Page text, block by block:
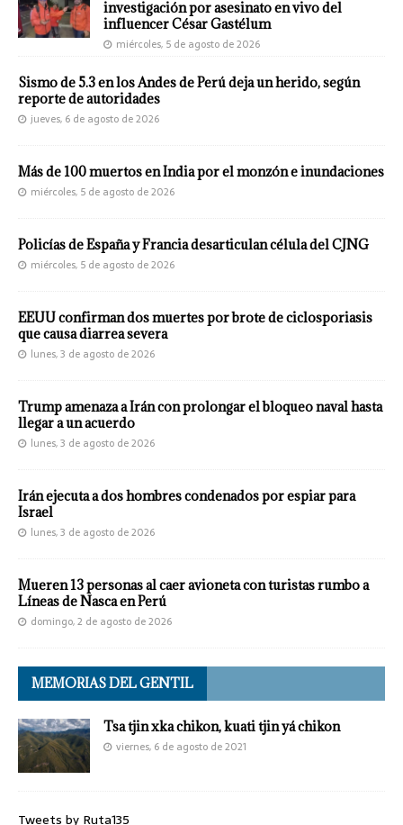
investigación por asesinato en vivo del
influencer César Gastélum
miércoles, 5 de agosto de 2026
Sismo de 5.3 en los Andes de Perú deja un herido, según
reporte de autoridades
jueves, 6 de agosto de 2026
Más de 100 muertos en India por el monzón e inundaciones
miércoles, 5 de agosto de 2026
Policías de España y Francia desarticulan célula del CJNG
miércoles, 5 de agosto de 2026
EEUU confirman dos muertes por brote de ciclosporiasis
que causa diarrea severa
lunes, 3 de agosto de 2026
Trump amenaza a Irán con prolongar el bloqueo naval hasta
llegar a un acuerdo
lunes, 3 de agosto de 2026
Irán ejecuta a dos hombres condenados por espiar para
Israel
lunes, 3 de agosto de 2026
Mueren 13 personas al caer avioneta con turistas rumbo a
Líneas de Nasca en Perú
domingo, 2 de agosto de 2026
MEMORIAS DEL GENTIL
Tsa tjin xka chikon, kuati tjin yá chikon
viernes, 6 de agosto de 2021
Tweets by Ruta135